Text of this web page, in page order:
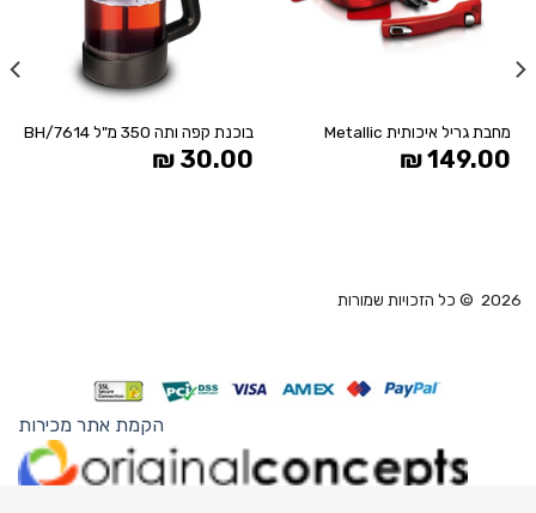
מחבת גריל איכותית Metallic
149.00
₪
בוכנת קפה ותה 350 מ"ל BH/7614
30.00
₪
הקמת אתר מכירות